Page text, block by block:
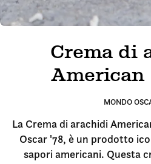
Crema di
American
MONDO
La Crema di arachidi
Oscar '78, è un prodotto
sapori americani. Questa